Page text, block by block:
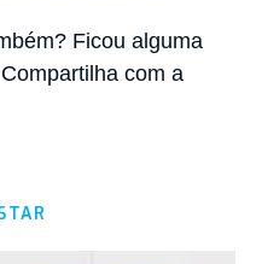
Ficou alguma
com a